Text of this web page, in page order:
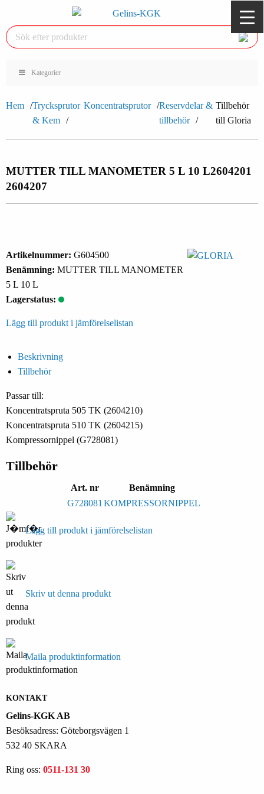
Kategorier
Hem
Trycksprutor
& Kem
Koncentratsprutor
Reservdelar &
tillbehör
Tillbehör
till Gloria
MUTTER TILL MANOMETER 5 L 10 L2604201
2604207
Artikelnummer: G604500
Benämning: MUTTER TILL MANOMETER
5 L 10 L
Lagerstatus:
Lägg till produkt i jämförelselistan
Beskrivning
Tillbehör
Passar till:
Koncentratspruta 505 TK (2604210)
Koncentratspruta 510 TK (2604215)
Kompressornippel (G728081)
Tillbehör
Art. nr
Benämning
G728081 KOMPRESSORNIPPEL
Lägg till produkt i jämförelselistan
Skriv ut denna produkt
Maila produktinformation
KONTAKT
Gelins-KGK AB
Besöksadress: Göteborgsvägen 1
532 40 SKARA
Ring oss: 0511-131 30